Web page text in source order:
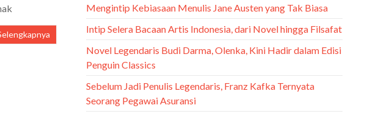
Mengintip Kebiasaan Menulis Jane Austen yang Tak Biasa
Intip Selera Bacaan Artis Indonesia, dari Novel hingga Filsafat
Novel Legendaris Budi Darma, Olenka, Kini Hadir dalam Edisi
Penguin Classics
Sebelum Jadi Penulis Legendaris, Franz Kafka Ternyata
Seorang Pegawai Asuransi